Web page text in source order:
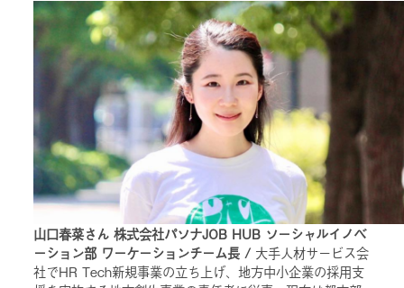
山口春菜さん 株式会社パソナJOB HUB ソーシャルイノベ
ーション部 ワーケーションチーム長 / 大手人材サービス会
社でHR Tech新規事業の立ち上げ、地方中小企業の採用支